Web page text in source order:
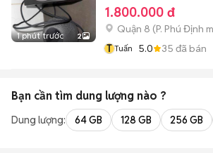
1 phút trước 2
1.800.000 đ
Quận 8 (P. Phú Định
T Tuấn 5.0 35 đã bán
Bạn cần tìm dung lượng nào ?
Dung lượng: 64 GB 128 GB 256 GB